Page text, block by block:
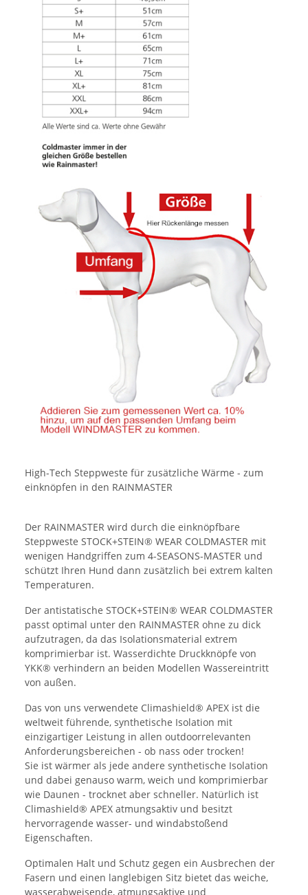
High-Tech Steppweste für zusätzliche Wärme - zum
einknöpfen in den RAINMASTER
Der RAINMASTER wird durch die einknöpfbare
Steppweste STOCK+STEIN® WEAR COLDMASTER mit
wenigen Handgriffen zum 4-SEASONS-MASTER und
schützt Ihren Hund dann zusätzlich bei extrem kalten
Temperaturen.
Der antistatische STOCK+STEIN® WEAR COLDMASTER
passt optimal unter den RAINMASTER ohne zu dick
aufzutragen, da das Isolationsmaterial extrem
komprimierbar ist. Wasserdichte Druckknöpfe von
YKK® verhindern an beiden Modellen Wassereintritt
von außen.
Das von uns verwendete Climashield® APEX ist die
weltweit führende, synthetische Isolation mit
einzigartiger Leistung in allen outdoorrelevanten
Anforderungsbereichen - ob nass oder trocken!
Sie ist wärmer als jede andere synthetische Isolation
und dabei genauso warm, weich und komprimierbar
wie Daunen - trocknet aber schneller. Natürlich ist
Climashield® APEX atmungsaktiv und besitzt
hervorragende wasser- und windabstoßend
Eigenschaften.
Optimalen Halt und Schutz gegen ein Ausbrechen der
Fasern und einen langlebigen Sitz bietet das weiche,
wasserabweisende, atmungsaktive und